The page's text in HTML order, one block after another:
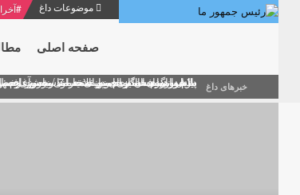
موضوعات داغ #
صفحه اصلی
خبرهای داغ منشور گفتمان امام و انقلاب - 7 /بخش دوم : شرح پیام ۱۰ خرداد ۱۳۶۹ امام خامنه ای/ فصل پنجم: حفظ عزّت و کرامت انقلابی
بازخوانی افشاگری سپهبد محمود منصور
دلایل اهمیت سیزدهمین انتخابات ریاست
بیانات امام خامنه ای در سخنرانی نوروزی
پیام نوروزی امام خامنه ای به مناسبت آغاز سال